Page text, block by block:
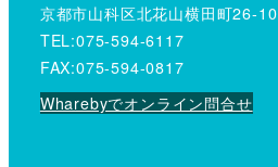
京都市山科区北花山横田町26-10
TEL:075-594-6117
FAX:075-594-0817
Wharebyでオンライン問合せ